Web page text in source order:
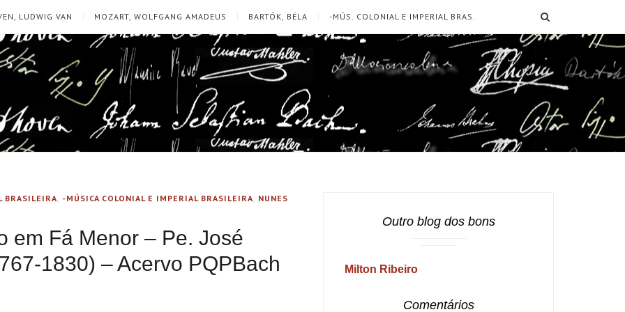
LUDWIG VAN MOZART, WOLFGANG AMADEUS BARTÓK, BÉLA -MÚS. COLONIAL E IMPERIAL BRAS.
BRASILEIRA, -MÚSICA COLONIAL E IMPERIAL BRASILEIRA, NUNES
em Fá Menor – Pe. José
1830) – Acervo PQPBach
Outro blog dos bons
Milton Ribeiro
Comentários